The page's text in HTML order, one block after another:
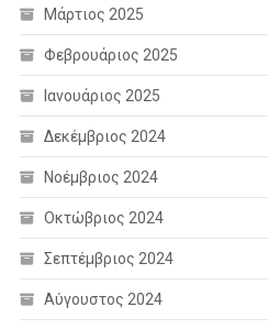
Μάρτιος 2025
Φεβρουάριος 2025
Ιανουάριος 2025
Δεκέμβριος 2024
Νοέμβριος 2024
Οκτώβριος 2024
Σεπτέμβριος 2024
Αύγουστος 2024